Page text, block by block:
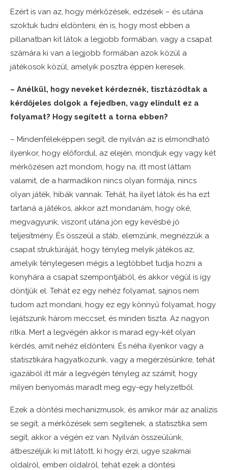
Ezért is van az, hogy mérkőzések, edzések – és utána
szoktuk tudni eldönteni, én is, hogy most ebben a
pillanatban kit látok a legjobb formában, vagy a csapat
számára ki van a legjobb formában azok közül a
játékosok közül, amelyik posztra éppen keresek.
– Anélkül, hogy neveket kérdeznék, tisztázódtak a
kérdőjeles dolgok a fejedben, vagy elindult ez a
folyamat? Hogy segített a torna ebben?
– Mindenféleképpen segít, de nyilván az is elmondható
ilyenkor, hogy előfordul, az elején, mondjuk egy vagy két
mérkőzésen azt mondom, hogy na, itt most láttam
valamit, de a harmadikon nincs olyan formája, nincs
olyan játék, hibák vannak. Tehát, ha ilyet látok és ha ezt
tartaná a játékos, akkor azt mondanám, hogy oké,
megvagyunk, viszont utána jön egy kevésbé jó
teljesítmény. És összeül a stáb, elemzünk, megnézzük a
csapat struktúráját, hogy tényleg melyik játékos az,
amelyik ténylegesen mégis a legtöbbet tudja hozni a
konyhára a csapat szempontjából, és akkor végül is így
döntjük el. Tehát ez egy nehéz folyamat, sajnos nem
tudom azt mondani, hogy ez egy könnyű folyamat, hogy
lejátszunk három meccset, és minden tiszta. Az nagyon
ritka. Mert a legvégén akkor is marad egy-két olyan
kérdés, amit nehéz eldönteni. És néha ilyenkor vagy a
statisztikára hagyatkozunk, vagy a megérzésünkre, tehát
igazából itt már a legvégén tényleg az számít, hogy
milyen benyomás maradt meg egy-egy helyzetből.
Ezek a döntési mechanizmusok, és amikor már az analízis
se segít, a mérkőzések sem segítenek, a statisztika sem
segít, akkor a végén ez van. Nyilván összeülünk,
átbeszéljük ki mit látott, ki hogy érzi, ugye szakmai
oldalról, emberi oldalról, tehát ezek a döntési